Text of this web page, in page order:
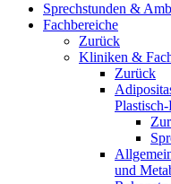
Sprechstunden &
Fachbereiche
Zurück
Kliniken &
Zurück
und